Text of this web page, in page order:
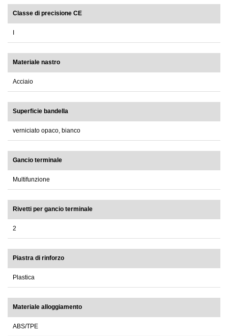
Classe di precisione CE
Materiale nastro
Acciaio
Superficie bandella
verniciato opaco, bianco
Gancio terminale
Multifunzione
Rivetti per gancio terminale
2
Piastra di rinforzo
Plastica
Materiale alloggiamento
ABS/TPE